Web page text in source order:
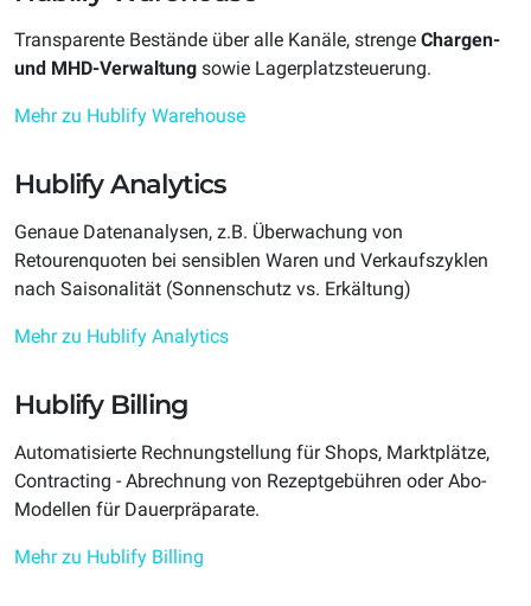
Transparente Bestände über alle Kanäle, strenge Chargen-
und MHD-Verwaltung sowie Lagerplatzsteuerung.
Mehr zu Hublify Warehouse
Hublify Analytics
Genaue Datenanalysen, z.B. Überwachung von
Retourenquoten bei sensiblen Waren und Verkaufszyklen
nach Saisonalität (Sonnenschutz vs. Erkältung)
Mehr zu Hublify Analytics
Hublify Billing
Automatisierte Rechnungstellung für Shops, Marktplätze,
Contracting - Abrechnung von Rezeptgebühren oder Abo-
Modellen für Dauerpräparate.
Mehr zu Hublify Billing